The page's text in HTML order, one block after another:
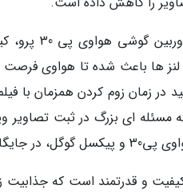
به طورکلی
ها باعث شده تا هواوی فرصت
در زمان زوم کردن همزمان با
ای بزرگ در ثبت تصاویر
برداری قرار دارند.
و قدرتمند است که